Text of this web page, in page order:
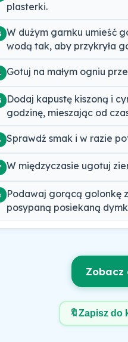
plasterki.
W dużym garnku umieść
wodą tak, aby przykryła
Gotuj na małym ogniu
Dodaj kapustę kiszoną i
godzinę, mieszając od
Sprawdź smak i w razie
W międzyczasie ugotuj
Podawaj gorącą golonkę
posypaną posiekaną
Zobacz
🔖Zapisz do